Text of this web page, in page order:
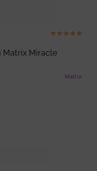
Matrix Miracle
Matrix